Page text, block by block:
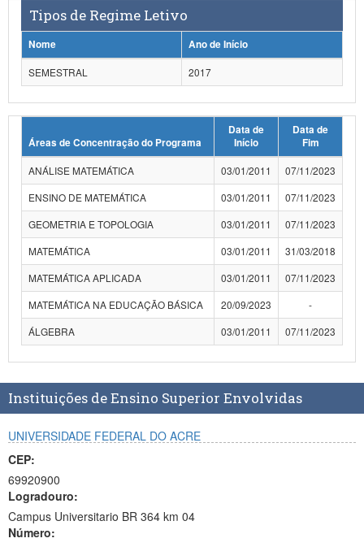
Tipos de Regime Letivo
Nome
Ano de Início
SEMESTRAL
2017
Áreas de Concentração do Programa
Data de
Início
Data de
Fim
ANÁLISE MATEMÁTICA
03/01/2011
07/11/2023
ENSINO DE MATEMÁTICA
03/01/2011
07/11/2023
GEOMETRIA E TOPOLOGIA
03/01/2011
07/11/2023
MATEMÁTICA
03/01/2011
31/03/2018
MATEMÁTICA APLICADA
03/01/2011
07/11/2023
MATEMÁTICA NA EDUCAÇÃO BÁSICA
20/09/2023
-
ÁLGEBRA
03/01/2011 07/11/2023
Instituições de Ensino Superior Envolvidas
UNIVERSIDADE FEDERAL DO ACRE
CEP:
69920900
Logradouro:
Campus Universitario BR 364 km 04
Número: